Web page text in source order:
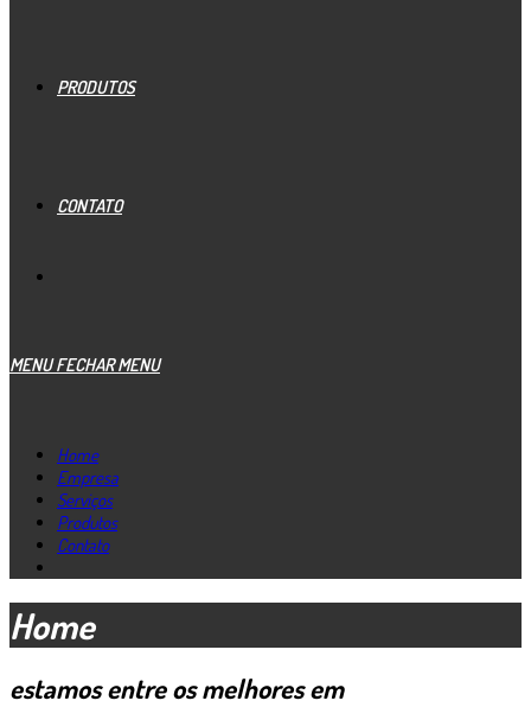
PRODUTOS
CONTATO
MENU FECHAR MENU
Home
Empresa
Serviços
Produtos
Contato
Home
estamos entre os melhores em